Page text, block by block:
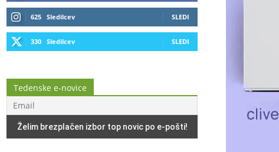
625 Sledilcev SLEDI
330 Sledilcev SLEDI
Tedenske e-novice